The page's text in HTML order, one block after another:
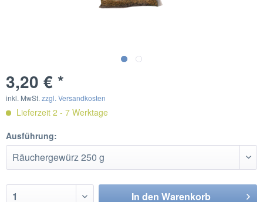
3,20 € *
inkl. MwSt. zzgl. Versandkosten
Lieferzeit 2 - 7 Werktage
Ausführung:
In den Warenkorb